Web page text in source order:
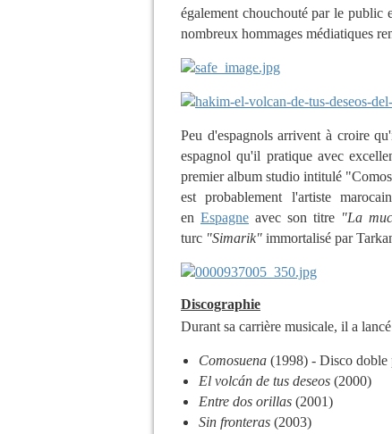
également chouchouté par le public
nombreux hommages médiatiques
Peu d'espagnols arrivent à croire
espagnol qu'il pratique avec
premier album studio intitulé
est probablement l'artiste
en Espagne avec son titre "La
turc "Simarik" immortalisé par
Discographie
Durant sa carrière musicale, il a
Comosuena (1998) - Disco doble
El volcán de tus deseos (2000)
Entre dos orillas (2001)
Sin fronteras (2003)